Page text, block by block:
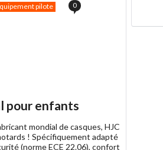
pilote 0
pour enfants
mondial de casques, HJC
! Spécifiquement adapté
(norme ECE 22.06), confort